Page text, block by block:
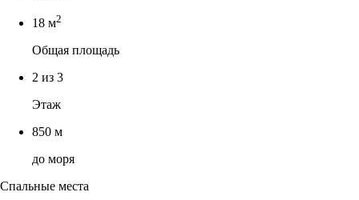
18 м2
Общая площадь
2 из 3
Этаж
850 м
до моря
Спальные места